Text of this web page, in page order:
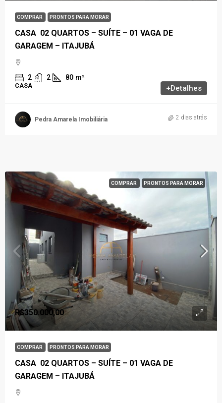
COMPRAR PRONTOS PARA MORAR
CASA 02 QUARTOS – SUÍTE – 01 VAGA DE
GARAGEM – ITAJUBÁ
2 2 80 m²
CASA +Detalhes
Pedra Amarela Imobiliária 2 dias atrás
COMPRAR PRONTOS PARA MORAR
R$350.000,00
COMPRAR PRONTOS PARA MORAR
CASA 02 QUARTOS – SUÍTE – 01 VAGA DE
GARAGEM – ITAJUBÁ